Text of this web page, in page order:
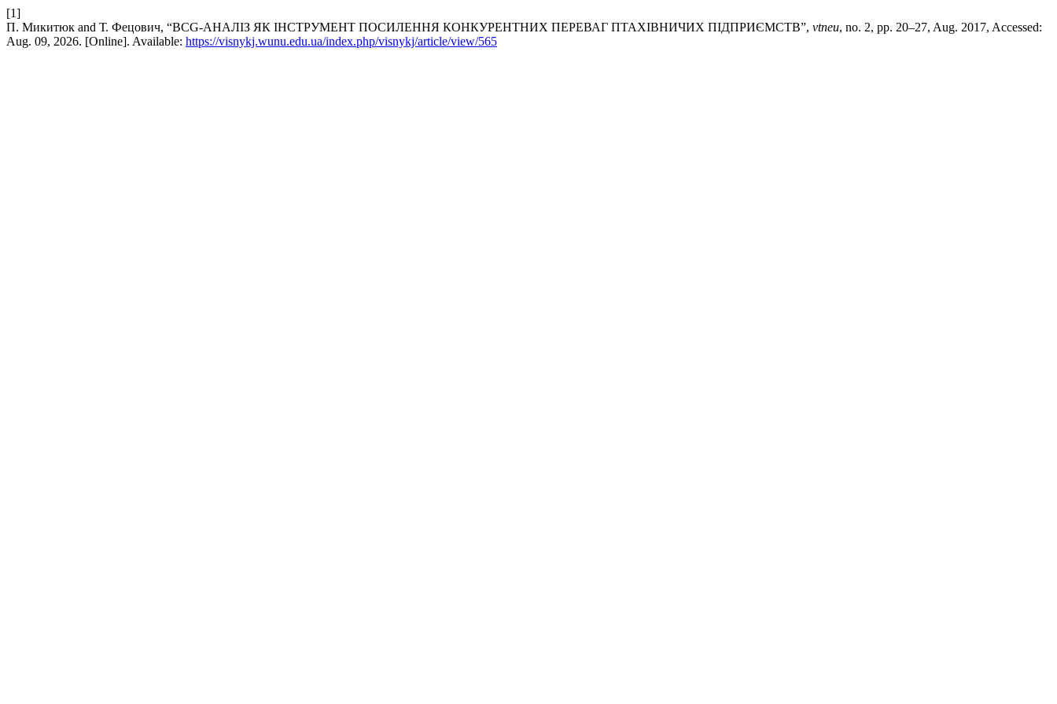
[1]
П. Микитюк and Т. Фецович, “BCG-АНАЛІЗ ЯК ІНСТРУМЕНТ ПОСИЛЕННЯ КОНКУРЕНТНИХ ПЕРЕВАГ ПТАХІВНИЧИХ ПІДПРИЄМСТВ”, vtneu, no. 2, pp. 20–27, Aug. 2017, Accessed:
Aug. 09, 2026. [Online]. Available: https://visnykj.wunu.edu.ua/index.php/visnykj/article/view/565